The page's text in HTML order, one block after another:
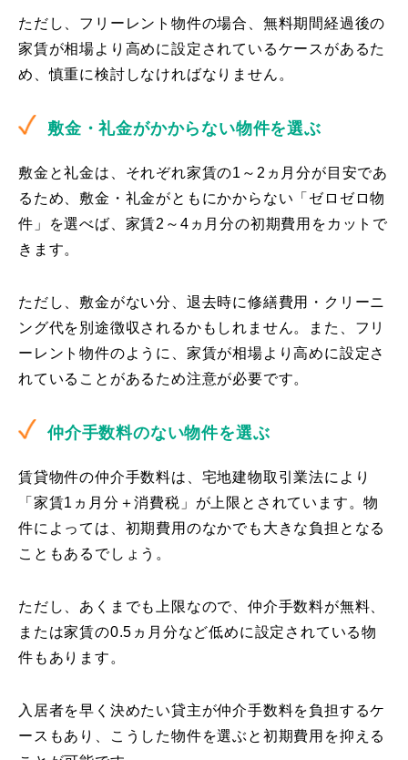
ただし、フリーレント物件の場合、無料期間経過後の
家賃が相場より高めに設定されているケースがあるた
め、慎重に検討しなければなりません。
敷金・礼金がかからない物件を選ぶ
敷金と礼金は、それぞれ家賃の1～2ヵ月分が目安であ
るため、敷金・礼金がともにかからない「ゼロゼロ物
件」を選べば、家賃2～4ヵ月分の初期費用をカットで
きます。
ただし、敷金がない分、退去時に修繕費用・クリーニ
ング代を別途徴収されるかもしれません。また、フリ
ーレント物件のように、家賃が相場より高めに設定さ
れていることがあるため注意が必要です。
仲介手数料のない物件を選ぶ
賃貸物件の仲介手数料は、宅地建物取引業法により
「家賃1ヵ月分＋消費税」が上限とされています。物
件によっては、初期費用のなかでも大きな負担となる
こともあるでしょう。
ただし、あくまでも上限なので、仲介手数料が無料、
または家賃の0.5ヵ月分など低めに設定されている物
件もあります。
入居者を早く決めたい貸主が仲介手数料を負担するケ
ースもあり、こうした物件を選ぶと初期費用を抑える